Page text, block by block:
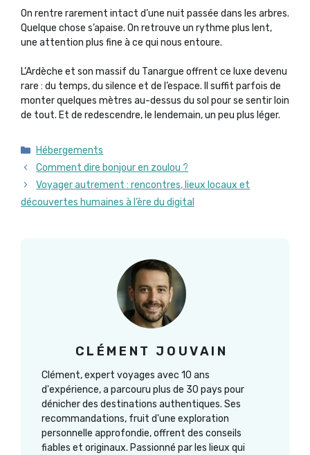
On rentre rarement intact d’une nuit passée dans les arbres.
Quelque chose s’apaise. On retrouve un rythme plus lent,
une attention plus fine à ce qui nous entoure.
L’Ardèche et son massif du Tanargue offrent ce luxe devenu
rare : du temps, du silence et de l’espace. Il suffit parfois de
monter quelques mètres au-dessus du sol pour se sentir loin
de tout. Et de redescendre, le lendemain, un peu plus léger.
Catégories
Hébergements
Comment dire bonjour en zoulou ?
Voyager autrement : rencontres, lieux locaux et
découvertes humaines à l’ère du digital
CLÉMENT JOUVAIN
Clément, expert voyages avec 10 ans
d'expérience, a parcouru plus de 30 pays pour
dénicher des destinations authentiques. Ses
recommandations, fruit d'une exploration
personnelle approfondie, offrent des conseils
fiables et originaux. Passionné par les lieux qui